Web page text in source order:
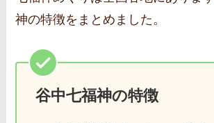
神の特徴をまとめました。
谷中七福神の特徴